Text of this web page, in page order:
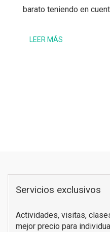
barato teniendo en
LEER MÁS
Servicios exclusivos
Actividades, visitas,
mejor precio para